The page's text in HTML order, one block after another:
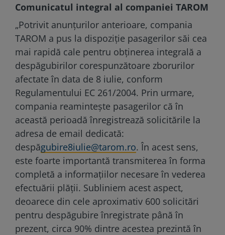
Comunicatul integral al companiei TAROM
„Potrivit anunţurilor anterioare, compania
TAROM a pus la dispoziţie pasagerilor săi cea
mai rapidă cale pentru obţinerea integrală a
despăgubirilor corespunzătoare zborurilor
afectate în data de 8 iulie, conform
Regulamentului EC 261/2004. Prin urmare,
compania reaminteşte pasagerilor că în
această perioadă înregistrează solicitările la
adresa de email dedicată:
despăgubire8iulie@tarom.ro. În acest sens,
este foarte importantă transmiterea în forma
completă a informaţiilor necesare în vederea
efectuării plăţii. Subliniem acest aspect,
deoarece din cele aproximativ 600 solicitări
pentru despăgubire înregistrate până în
prezent, circa 90% dintre acestea prezintă în